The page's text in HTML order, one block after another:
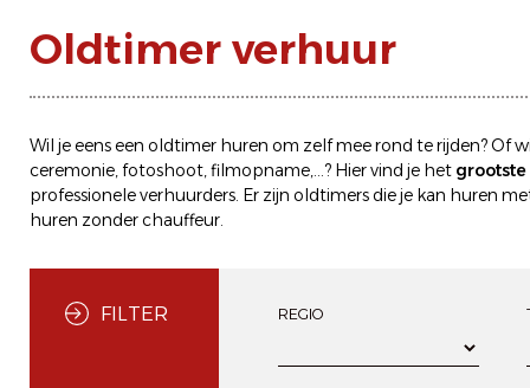
Oldtimer verhuur
Wil je eens een oldtimer huren om zelf mee rond te rijden? Of
ceremonie, fotoshoot, filmopname,...? Hier vind je het
professionele verhuurders. Er zijn oldtimers die je kan huren
huren zonder chauffeur.
FILTER REGIO